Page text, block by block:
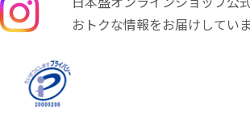
おトクな情報をお届けしてい